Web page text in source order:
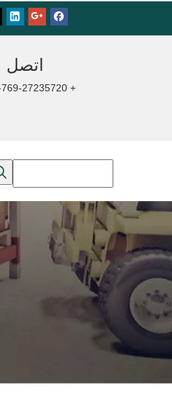
اتصل
+ 86-769-27235720